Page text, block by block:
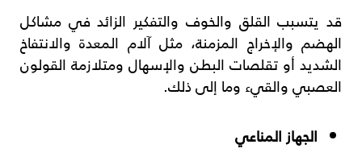
قد يتسبب القلق والخوف والتفكير الزائد في مشاكل
الهضم والإخراج المزمنة، مثل آلام المعدة والانتفاخ
الشديد أو تقلصات البطن والإسهال ومتلازمة القولون
العصبي والقيء وما إلى ذلك.
الجهاز المناعي